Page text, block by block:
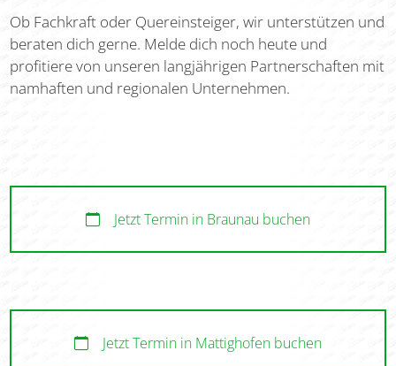
Dann bist du hier genau richtig!
Ob Fachkraft oder Quereinsteiger, wir unterstützen und
beraten dich gerne. Melde dich noch heute und
profitiere von unseren langjährigen Partnerschaften mit
Jetzt Termin in Braunau buchen